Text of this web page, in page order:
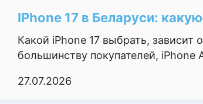
Процессор
Платформа
Процессор
IPhone 17 в Беларуси:
Какой iPhone 17 выбрать,
большинству покупателей,
27.07.2026